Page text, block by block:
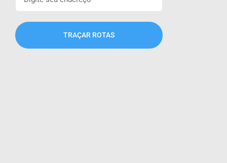
TRAÇAR ROTAS